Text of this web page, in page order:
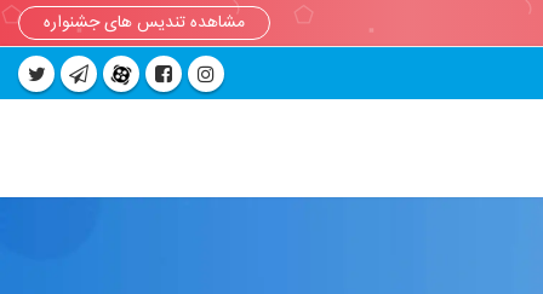
مشاهده تندیس های جشنواره